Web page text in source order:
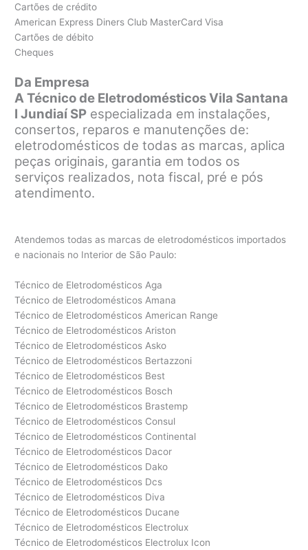
Cartões de crédito
American Express Diners Club MasterCard Visa
Cartões de débito
Cheques
Da Empresa
A Técnico de Eletrodomésticos Vila Santana
I Jundiaí SP especializada em instalações,
consertos, reparos e manutenções de:
eletrodomésticos de todas as marcas, aplica
peças originais, garantia em todos os
serviços realizados, nota fiscal, pré e pós
atendimento.
Atendemos todas as marcas de eletrodomésticos importados
e nacionais no Interior de São Paulo:
Técnico de Eletrodomésticos Aga
Técnico de Eletrodomésticos Amana
Técnico de Eletrodomésticos American Range
Técnico de Eletrodomésticos Ariston
Técnico de Eletrodomésticos Asko
Técnico de Eletrodomésticos Bertazzoni
Técnico de Eletrodomésticos Best
Técnico de Eletrodomésticos Bosch
Técnico de Eletrodomésticos Brastemp
Técnico de Eletrodomésticos Consul
Técnico de Eletrodomésticos Continental
Técnico de Eletrodomésticos Dacor
Técnico de Eletrodomésticos Dako
Técnico de Eletrodomésticos Dcs
Técnico de Eletrodomésticos Diva
Técnico de Eletrodomésticos Ducane
Técnico de Eletrodomésticos Electrolux
Técnico de Eletrodomésticos Electrolux Icon